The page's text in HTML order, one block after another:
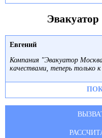
Евгений
Компания "Эвакуатор
качествами, теперь только